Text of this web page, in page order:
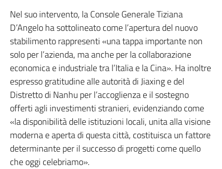
Nel suo intervento, la Console Generale Tiziana
D’Angelo ha sottolineato come l’apertura del nuovo
stabilimento rappresenti «una tappa importante non
solo per l’azienda, ma anche per la collaborazione
economica e industriale tra l’Italia e la Cina». Ha inoltre
espresso gratitudine alle autorità di Jiaxing e del
Distretto di Nanhu per l’accoglienza e il sostegno
offerti agli investimenti stranieri, evidenziando come
«la disponibilità delle istituzioni locali, unita alla visione
moderna e aperta di questa città, costituisca un fattore
determinante per il successo di progetti come quello
che oggi celebriamo».